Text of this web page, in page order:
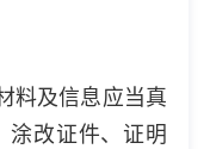
料及信息应当真
涂改证件、证明